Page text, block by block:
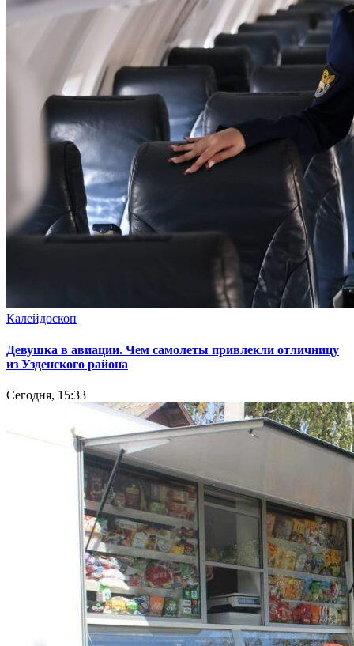
Калейдоскоп
Девушка в авиации. Чем самолеты привлекли отличницу
из Узденского района
Сегодня, 15:33